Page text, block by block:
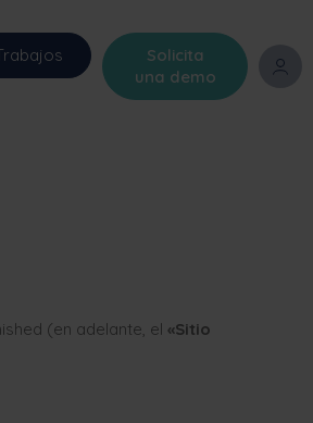
Solicita
una demo
(en adelante, el «Sitio